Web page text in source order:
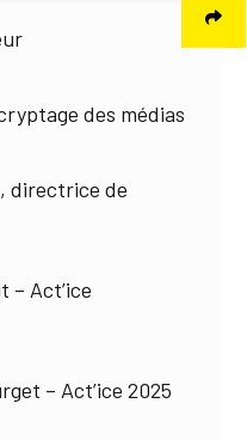
des médias
directrice de
– Act’ice
– Act’ice 2025